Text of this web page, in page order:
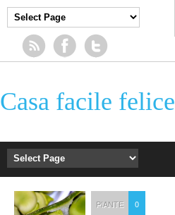
Casa facile felice
PIANTE 0